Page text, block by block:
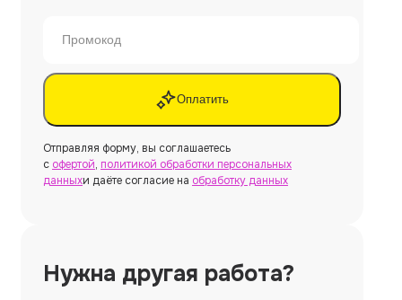
Оплатить
Отправляя форму, вы соглашаетесь
с офертой, политикой обработки персональных
данныхи даёте согласие на обработку данных
Нужна другая работа?